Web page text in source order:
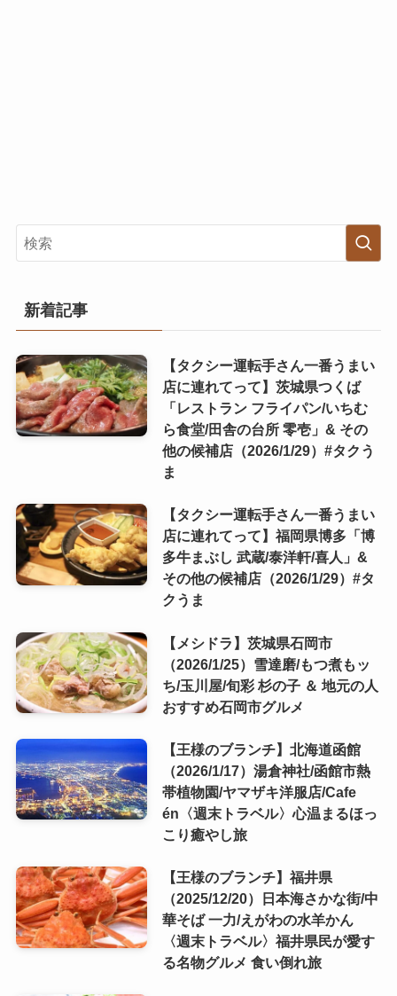
新着記事
【タクシー運転手さん一番うまい
店に連れてって】茨城県つくば
「レストラン フライパン/いちむ
ら食堂/田舎の台所 零壱」& その
他の候補店（2026/1/29）#タクう
ま
【タクシー運転手さん一番うまい
店に連れてって】福岡県博多「博
多牛まぶし 武蔵/泰洋軒/喜人」&
その他の候補店（2026/1/29）#タ
クうま
【メシドラ】茨城県石岡市
（2026/1/25）雪達磨/もつ煮もッ
ち/玉川屋/旬彩 杉の子 ＆ 地元の人
おすすめ石岡市グルメ
【王様のブランチ】北海道函館
（2026/1/17）湯倉神社/函館市熱
帯植物園/ヤマザキ洋服店/Cafe
én〈週末トラベル〉心温まるほっ
こり癒やし旅
【王様のブランチ】福井県
（2025/12/20）日本海さかな街/中
華そば 一力/えがわの水羊かん
〈週末トラベル〉福井県民が愛す
る名物グルメ 食い倒れ旅